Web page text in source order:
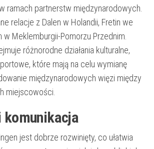
ramach partnerstw międzynarodowych.
relacje z Dalen w Holandii, Fretin we
w Meklemburgii-Pomorzu Przednim.
różnorodne działania kulturalne,
które mają na celu wymianę
międzynarodowych więzi między
miejscowości.
komunikacja
jest dobrze rozwinięty, co ułatwia